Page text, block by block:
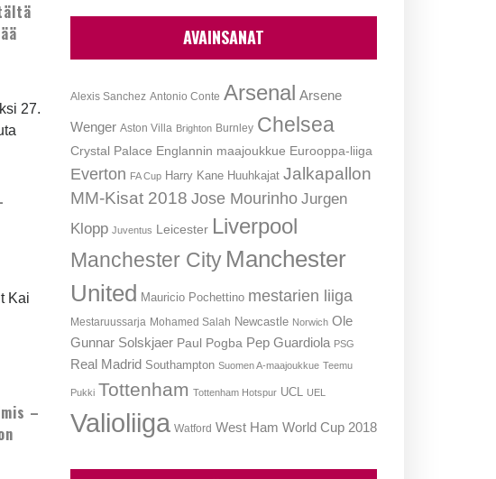
27.
Kai
–
AVAINSANAT
Alexis Sanchez Antonio Conte Arsenal Arsene
Wenger Aston Villa Brighton Burnley Chelsea
Crystal Palace Englannin maajoukkue Eurooppa-liiga
Everton FA Cup Harry Kane Huuhkajat Jalkapallon
MM-Kisat 2018 Jose Mourinho Jurgen
Klopp Juventus Leicester Liverpool
Manchester City Manchester
United
Mauricio Pochettino mestarien liiga
Mestaruussarja Mohamed Salah Newcastle Norwich Ole
Gunnar Solskjaer Paul Pogba Pep Guardiola PSG
Real Madrid Southampton Suomen A-maajoukkue Teemu
Pukki Tottenham Tottenham Hotspur UCL UEL
Valioliiga Watford West Ham World Cup 2018